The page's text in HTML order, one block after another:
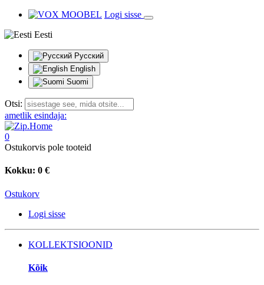
Logi sisse
Eesti
Русский
English
Suomi
Otsi:
ametlik esindaja:
0
Ostukorvis pole tooteid
Kokku: 0 €
Ostukorv
Logi sisse
KOLLEKTSIOONID
Kõik